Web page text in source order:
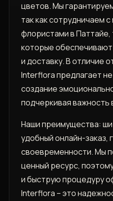
цветов. Мы
так как сотрудничаем
флористами в Паттайе,
которые
и доставку. В отличие
Interflora предлагает
создание
подчеркивая важность
Наши преимущества:
удобный онлайн-заказ,
своевременности. Мы
ценный ресурс,
и быструю процедуру
Interflora – это